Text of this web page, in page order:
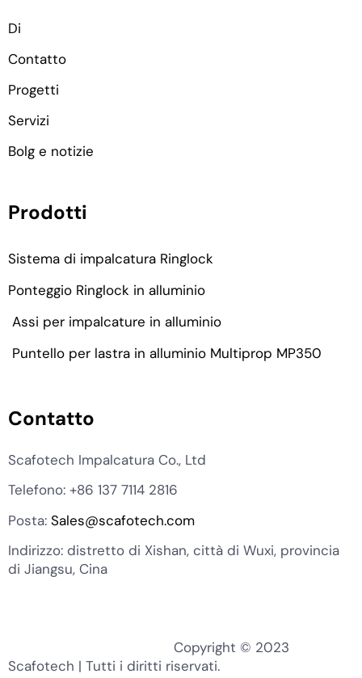
Di
Contatto
Progetti
Servizi
Bolg e notizie
Prodotti
Sistema di impalcatura Ringlock
Ponteggio Ringlock in alluminio
Assi per impalcature in alluminio
Puntello per lastra in alluminio Multiprop MP350
Contatto
Scafotech Impalcatura Co., Ltd
Telefono: +86 137 7114 2816
Posta: Sales@scafotech.com
Indirizzo: distretto di Xishan, città di Wuxi, provincia
di Jiangsu, Cina
Copyright © 2023
Scafotech | Tutti i diritti riservati.
ES_ES
PT